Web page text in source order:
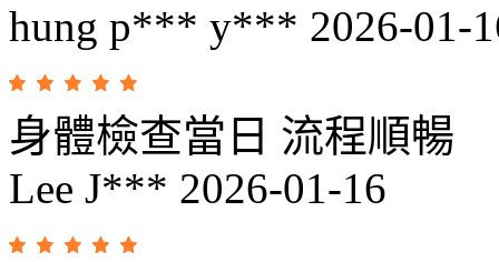
hung p*** y*** 2026-01-
身體檢查當日 流程順暢
Lee J*** 2026-01-16